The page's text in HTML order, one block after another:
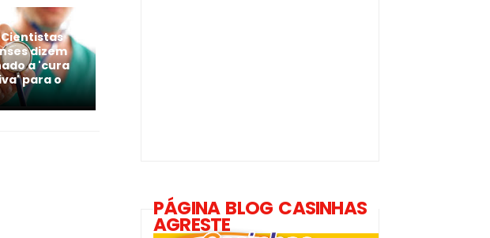
Cientistas
dizem
a 'cura
para o
PÁGINA BLOG CASINHAS
AGRESTE